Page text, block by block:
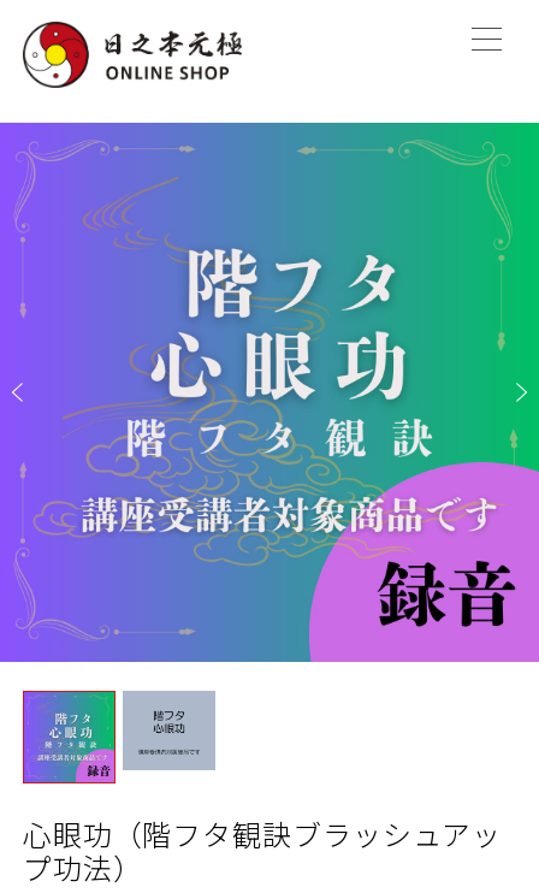
心眼功（階フタ観訣ブラッシュアッ
プ功法）